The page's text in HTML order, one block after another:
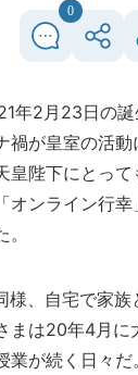
0
年2月23日の
禍が皇室の活
皇陛下にとっ
オンライン行
、自宅で家族
まは20年4月に
業が続く日々